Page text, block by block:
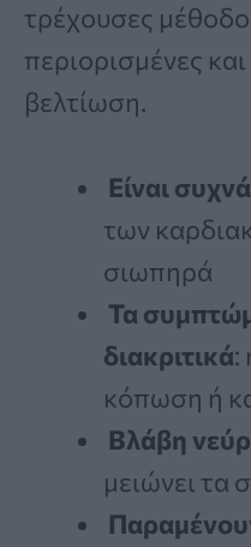
τρέχουσες
περιορισμένες
βελτίωση.
Είναι συχνά
των
σιωπηρά
Τα
διακριτικά:
κόπωση ή
Βλάβη
μειώνει τα